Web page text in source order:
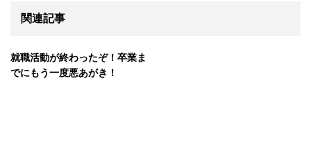
関連記事
就職活動が終わったぞ！卒業ま
でにもう一度悪あがき！